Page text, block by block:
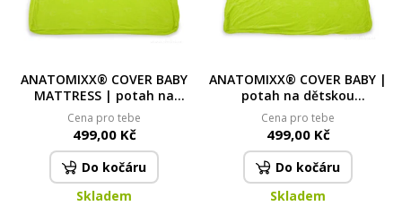
ANATOMIXX® COVER BABY
MATTRESS | potah na
dětskou matraci 120 × 60 ×
10 cm
Cena pro tebe
499,00 Kč
Do kočáru
Skladem
ANATOMIXX® COVER BABY |
potah na dětskou
platformu 120 × 60 × 5 cm
Cena pro tebe
499,00 Kč
Do kočáru
Skladem